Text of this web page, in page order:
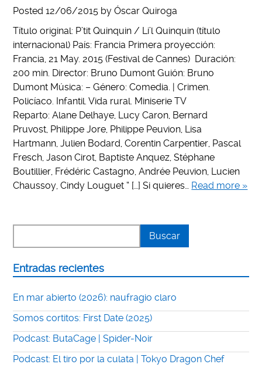
Posted12/06/2015 byÓscar Quiroga
Título original: P’tit Quinquin / Li’l Quinquin (título
internacional) País: Francia Primera proyección:
Francia, 21 May. 2015 (Festival de Cannes) Duración:
200 min. Director: Bruno Dumont Guión: Bruno
Dumont Música: – Género: Comedia. | Crimen.
Policíaco. Infantil. Vida rural. Miniserie TV
Reparto: Alane Delhaye, Lucy Caron, Bernard
Pruvost, Philippe Jore, Philippe Peuvion, Lisa
Hartmann, Julien Bodard, Corentin Carpentier, Pascal
Fresch, Jason Cirot, Baptiste Anquez, Stéphane
Boutillier, Frédéric Castagno, Andrée Peuvion, Lucien
Chaussoy, Cindy Louguet “ […] Si quieres… Read more »
Entradas recientes
En mar abierto (2026): naufragio claro
Somos cortitos: First Date (2025)
Podcast: ButaCage | Spider-Noir
Podcast: El tiro por la culata | Tokyo Dragon Chef